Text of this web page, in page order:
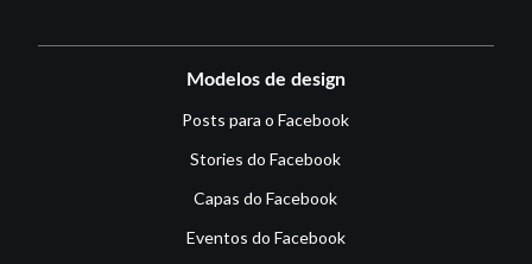
Modelos de design
Posts para o Facebook
Stories do Facebook
Capas do Facebook
Eventos do Facebook